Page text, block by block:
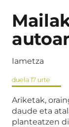
Iametza
duela 17 urte
Ariketak,
daude eta
planteatzen